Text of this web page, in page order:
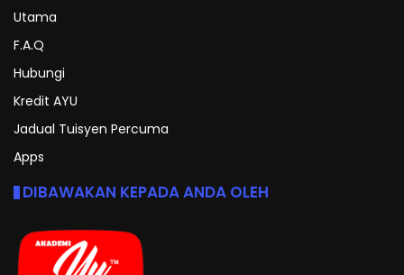
Utama
F.A.Q
Hubungi
Kredit AYU
Jadual Tuisyen Percuma
Apps
DIBAWAKAN KEPADA ANDA OLEH